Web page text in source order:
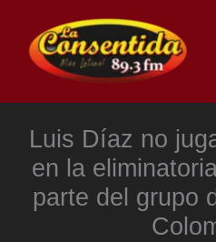
contenido
Luis Díaz no
en la
parte del grupo